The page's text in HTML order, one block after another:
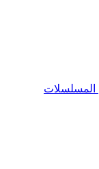
المسلسلات